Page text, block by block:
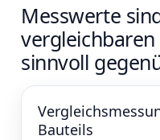
Messwerte
sinnvoll
Bauteils